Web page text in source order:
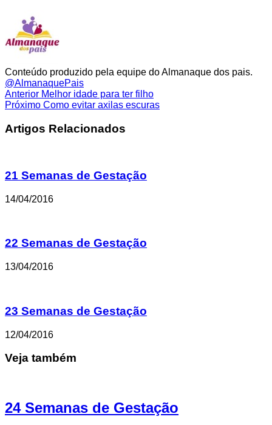
Conteúdo produzido pela equipe do Almanaque dos pais.
@AlmanaquePais
Anterior Melhor idade para ter filho
Próximo Como evitar axilas escuras
Artigos Relacionados
21 Semanas de Gestação
14/04/2016
22 Semanas de Gestação
13/04/2016
23 Semanas de Gestação
12/04/2016
Veja também
24 Semanas de Gestação